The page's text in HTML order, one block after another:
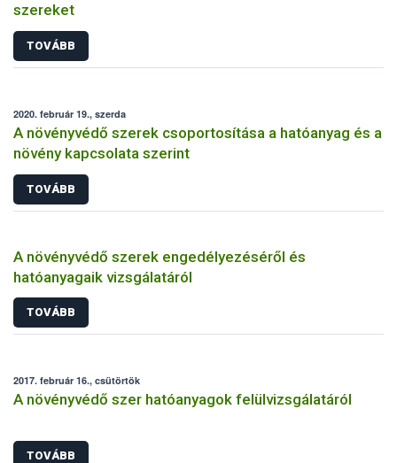
szereket
TOVÁBB
2020. február 19., szerda
A növényvédő szerek csoportosítása a hatóanyag és a
növény kapcsolata szerint
TOVÁBB
A növényvédő szerek engedélyezéséről és
hatóanyagaik vizsgálatáról
TOVÁBB
2017. február 16., csütörtök
A növényvédő szer hatóanyagok felülvizsgálatáról
TOVÁBB